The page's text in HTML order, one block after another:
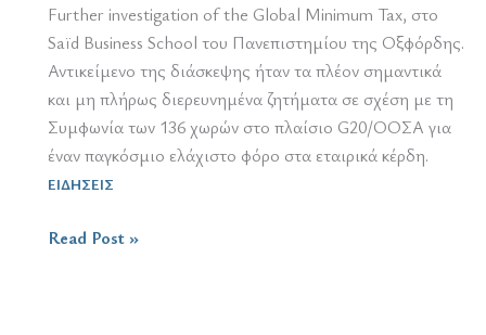
Further investigation of the Global Minimum Tax, στο
Saïd Business School του Πανεπιστημίου της Οξφόρδης.
Αντικείμενο της διάσκεψης ήταν τα πλέον σημαντικά
και μη πλήρως διερευνημένα ζητήματα σε σχέση με τη
Συμφωνία των 136 χωρών στο πλαίσιο G20/ΟΟΣΑ για
έναν παγκόσμιο ελάχιστο φόρο στα εταιρικά κέρδη.
ΕΙΔΗΣΕΙΣ
1.7.2022
Read Post »